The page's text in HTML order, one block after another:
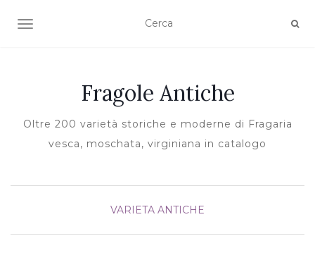
TOGGLE NAVIGATION
Fragole Antiche
Oltre 200 varietà storiche e moderne di Fragaria
vesca, moschata, virginiana in catalogo
VARIETA ANTICHE